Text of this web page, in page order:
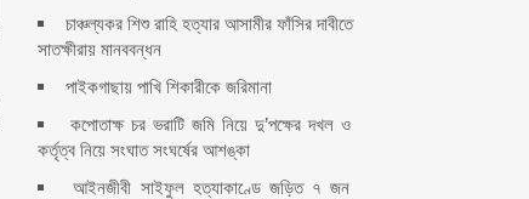
চাঞ্চল্যকর শিশু রাহি হত্যার আসামীর ফাঁসির দাবীতে
সাতক্ষীরায় মানববন্ধন
পাইকগাছায় পাখি শিকারীকে জরিমানা
কপোতাক্ষ চর ভরাটি জমি নিয়ে দু’পক্ষের দখল ও
কর্তৃত্ব নিয়ে সংঘাত সংঘর্ষের আশঙ্কা
আইনজীবী সাইফুল হত্যাকাণ্ডে জড়িত ৭ জন